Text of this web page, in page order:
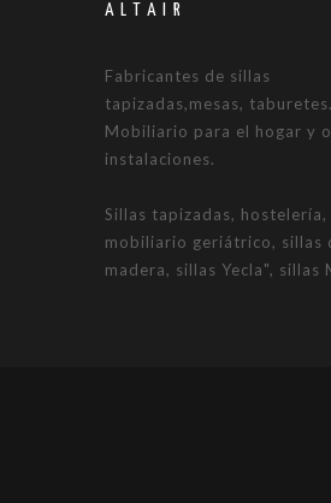
ALTAIR
Fabricantes de sillas
tapizadas,mesas, taburetes.
Mobiliario para el hogar y
instalaciones.
Sillas tapizadas, hostelería,
mobiliario geriátrico, sillas
madera, sillas Yecla", sillas